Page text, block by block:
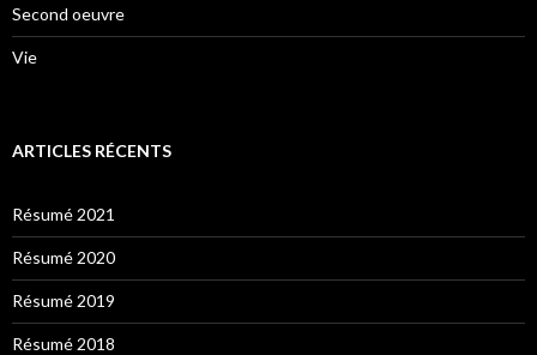
Second oeuvre
Vie
ARTICLES RÉCENTS
Résumé 2021
Résumé 2020
Résumé 2019
Résumé 2018